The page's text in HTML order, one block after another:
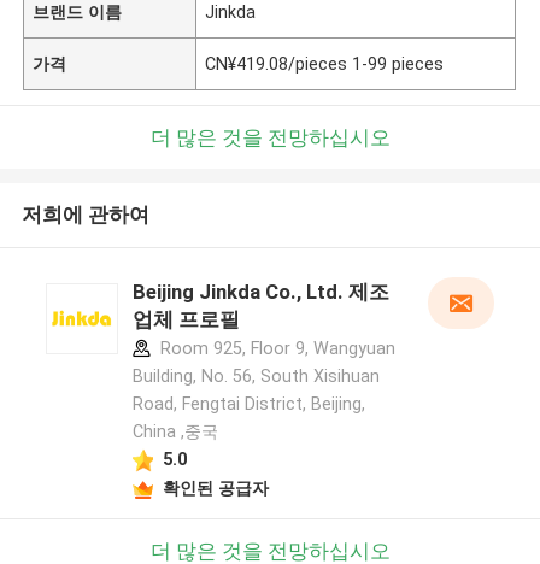
브랜드 이름 Jinkda
가격 CN¥419.08/pieces 1-99 pieces
더 많은 것을 전망하십시오
저희에 관하여
Beijing Jinkda Co., Ltd. 제조
업체 프로필
Room 925, Floor 9, Wangyuan
Building, No. 56, South Xisihuan
Road, Fengtai District, Beijing,
China ,중국
5.0
확인된 공급자
더 많은 것을 전망하십시오